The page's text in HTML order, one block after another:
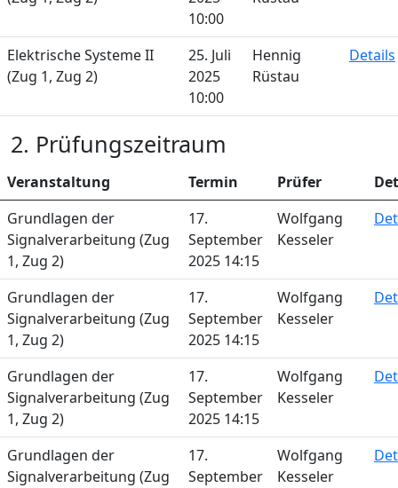
10:00
Elektrische Systeme II
(Zug 1, Zug 2)
25. Juli
2025
10:00
Hennig
Rüstau
Details
2. Prüfungszeitraum
Veranstaltung Termin Prüfer
Grundlagen der
Signalverarbeitung (Zug
1, Zug 2)
17.
September
2025 14:15
Wolfgang
Kesseler
Grundlagen der
Signalverarbeitung (Zug
1, Zug 2)
17.
September
2025 14:15
Wolfgang
Kesseler
Grundlagen der
Signalverarbeitung (Zug
1, Zug 2)
17.
September
2025 14:15
Wolfgang
Kesseler
Grundlagen der
Signalverarbeitung (Zug
17.
September
Wolfgang
Kesseler